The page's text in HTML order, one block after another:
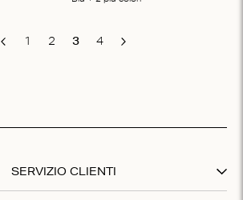
Previous
1 2 3 4 Next
SERVIZIO CLIENTI